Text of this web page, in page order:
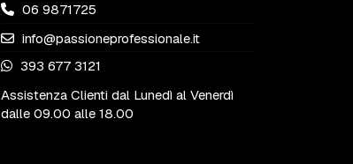
06 9871725
info@passioneprofessionale.it
393 677 3121
Assistenza Clienti dal Lunedì al Venerdì
dalle 09.00 alle 18.00